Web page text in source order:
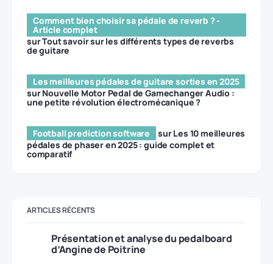
Comment bien choisir sa pédale de reverb ? -
Article complet
surTout savoir sur les différents types de reverbs
de guitare
Les meilleures pédales de guitare sorties en 2025
surNouvelle Motor Pedal de Gamechanger Audio :
une petite révolution électromécanique ?
Football prediction software surLes 10 meilleures
pédales de phaser en 2025 : guide complet et
comparatif
ARTICLES RÉCENTS
Présentation et analyse du pedalboard
d’Angine de Poitrine